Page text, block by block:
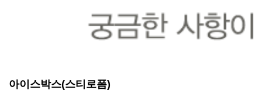
아이스박스(스티로폼)